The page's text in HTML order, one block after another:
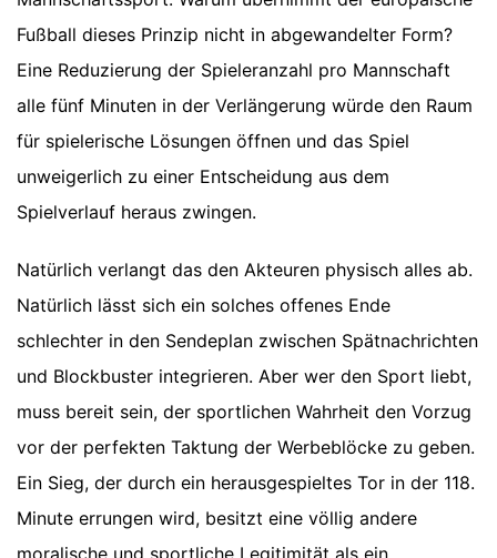
Fußball dieses Prinzip nicht in abgewandelter Form?
Eine Reduzierung der Spieleranzahl pro Mannschaft
alle fünf Minuten in der Verlängerung würde den Raum
für spielerische Lösungen öffnen und das Spiel
unweigerlich zu einer Entscheidung aus dem
Spielverlauf heraus zwingen.
Natürlich verlangt das den Akteuren physisch alles ab.
Natürlich lässt sich ein solches offenes Ende
schlechter in den Sendeplan zwischen Spätnachrichten
und Blockbuster integrieren. Aber wer den Sport liebt,
muss bereit sein, der sportlichen Wahrheit den Vorzug
vor der perfekten Taktung der Werbeblöcke zu geben.
Ein Sieg, der durch ein herausgespieltes Tor in der 118.
Minute errungen wird, besitzt eine völlig andere